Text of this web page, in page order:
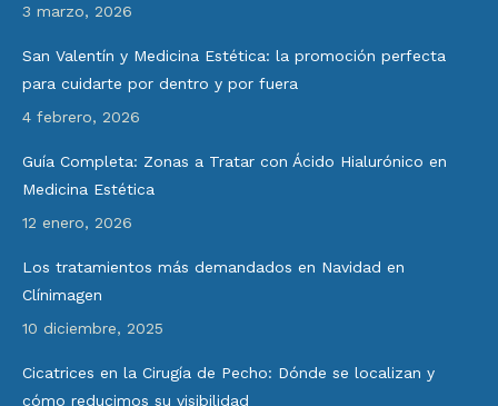
3 marzo, 2026
San Valentín y Medicina Estética: la promoción perfecta
para cuidarte por dentro y por fuera
4 febrero, 2026
Guía Completa: Zonas a Tratar con Ácido Hialurónico en
Medicina Estética
12 enero, 2026
Los tratamientos más demandados en Navidad en
Clínimagen
10 diciembre, 2025
Cicatrices en la Cirugía de Pecho: Dónde se localizan y
cómo reducimos su visibilidad